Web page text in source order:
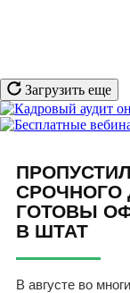
Загрузить еще
СРОЧНОГО
ГОТОВЫ
В ШТАТ
В августе во